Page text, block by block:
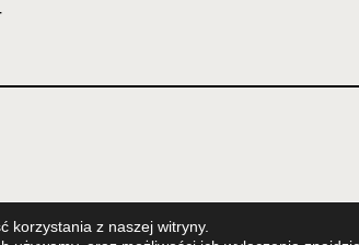
korzystania z naszej witryny.